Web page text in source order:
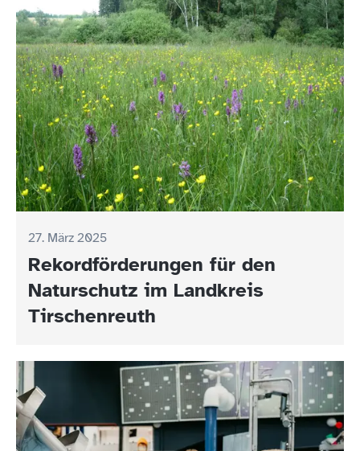
27. März 2025
Rekordförderungen für den
Naturschutz im Landkreis
Tirschenreuth